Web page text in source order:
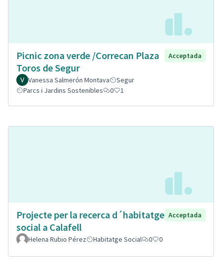
Picnic zona verde /Correcan Plaza
Toros de Segur
Acceptada
Vanessa Salmerón Montava
Segur
Parcs i Jardins Sostenibles
0 1
Projecte per la recerca d´habitatge
social a Calafell
Acceptada
Helena Rubio Pérez Habitatge Social 0 0